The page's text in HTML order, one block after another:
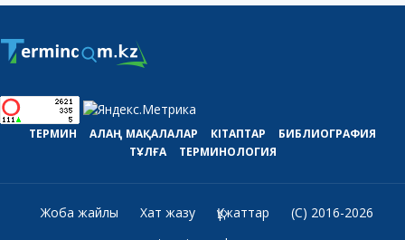
ТЕРМИН АЛАҢ МАҚАЛАЛАР КІТАПТАР
БИБЛИОГРАФИЯ
ТҰЛҒА
ТЕРМИНОЛОГИЯ
Жоба жайлы Хат жазу Құжаттар
(C) 2016-2026